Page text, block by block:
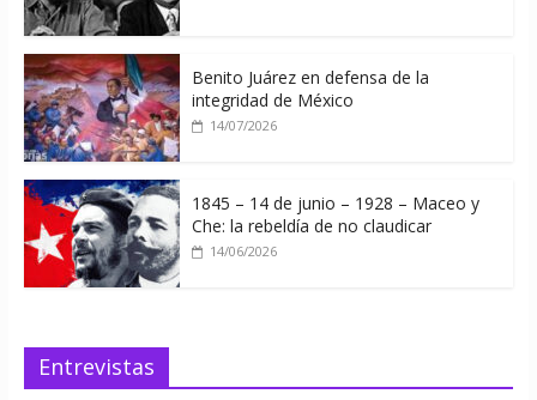
Benito Juárez en defensa de la
integridad de México
14/07/2026
1845 – 14 de junio – 1928 – Maceo y
Che: la rebeldía de no claudicar
14/06/2026
Entrevistas